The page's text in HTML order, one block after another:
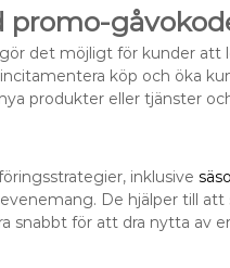
det möjligt för kunder att
köp och öka
produkter eller tjänster
inklusive
De hjälper till att
snabbt för att dra nytta av